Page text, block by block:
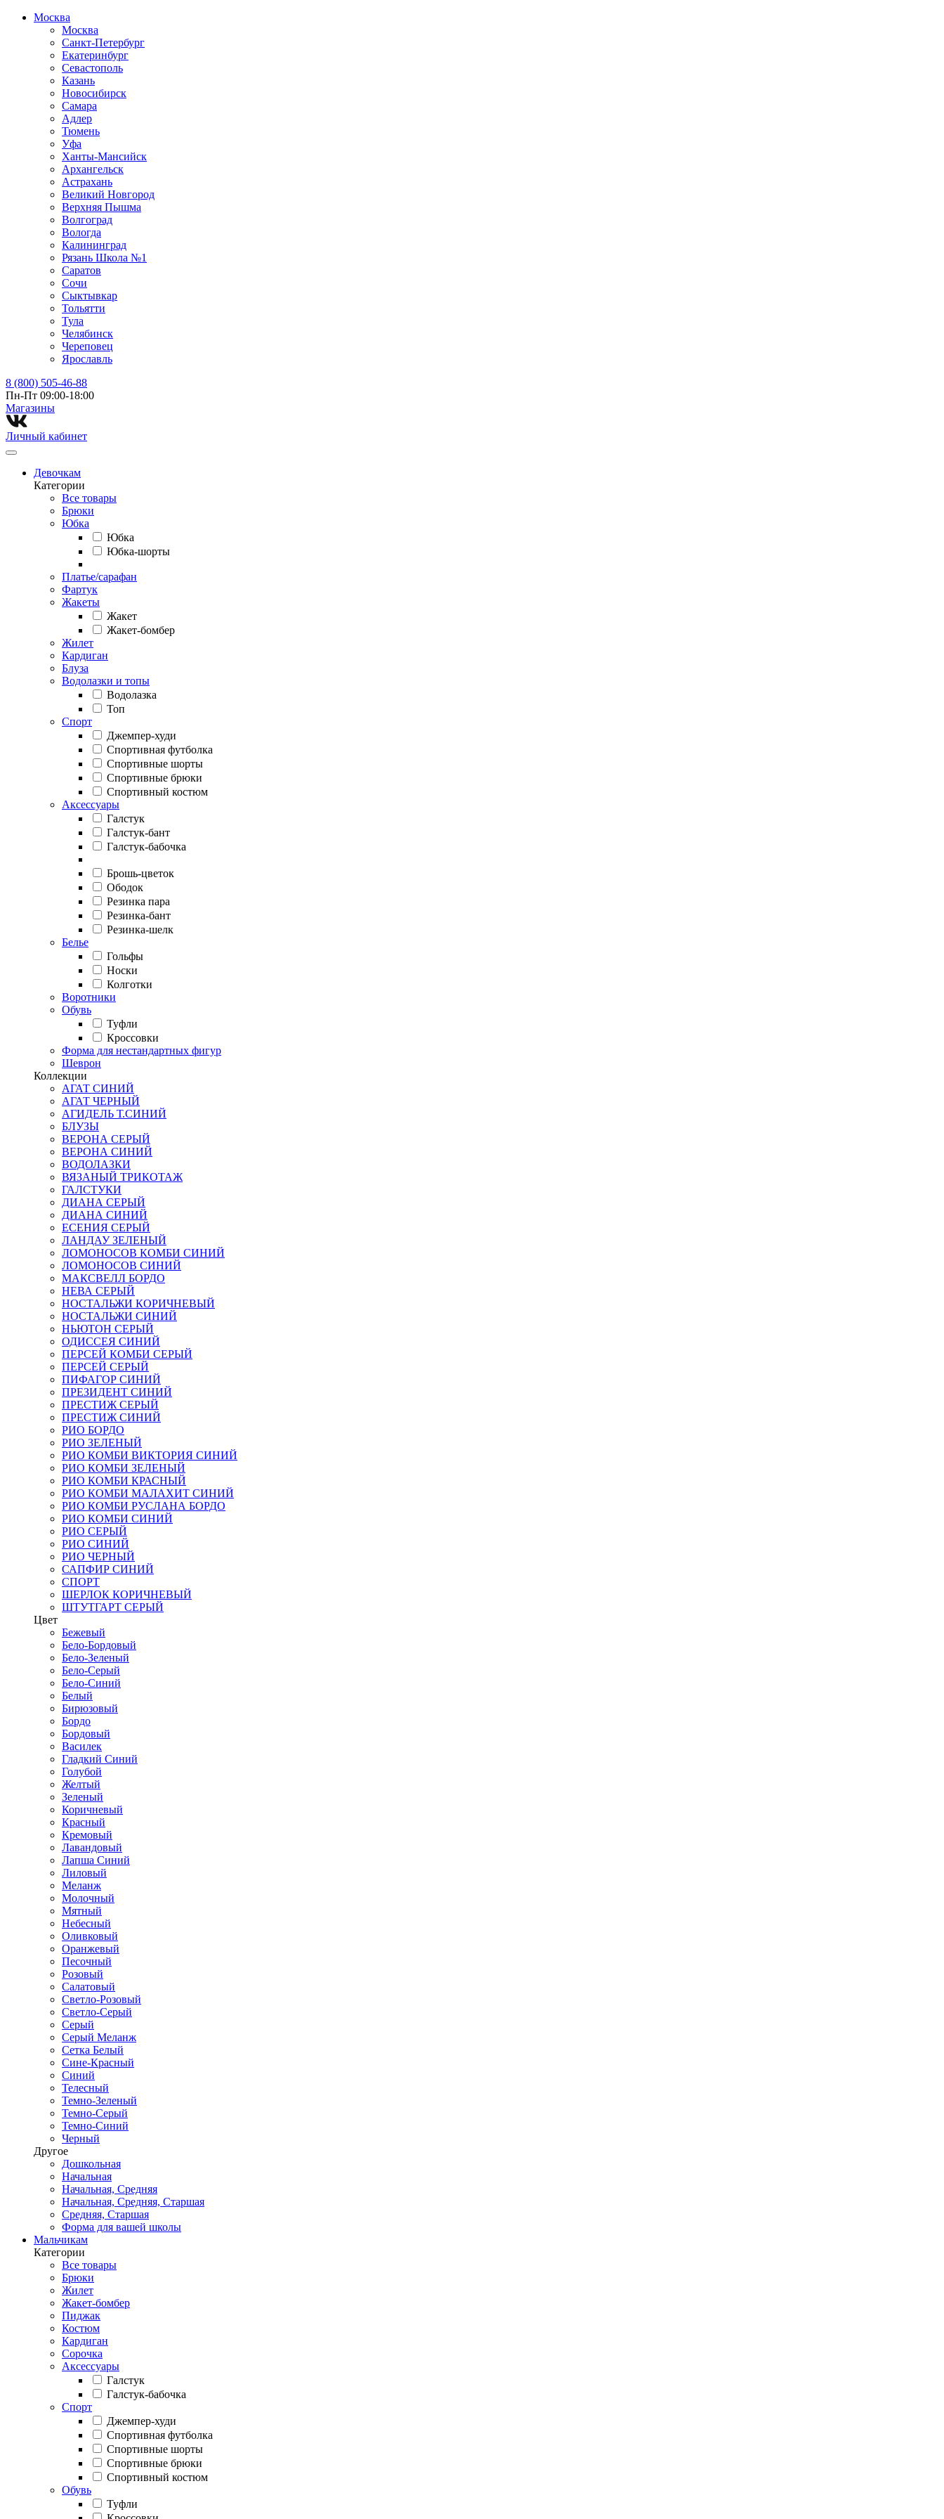
Москва
Москва
Санкт-Петербург
Екатеринбург
Севастополь
Казань
Новосибирск
Самара
Адлер
Тюмень
Уфа
Ханты-Мансийск
Архангельск
Астрахань
Великий Новгород
Верхняя Пышма
Волгоград
Вологда
Калининград
Рязань Школа №1
Саратов
Сочи
Сыктывкар
Тольятти
Тула
Челябинск
Череповец
Ярославль
8 (800) 505-46-88
Пн-Пт 09:00-18:00
Магазины⁠
Личный кабинет
Девочкам
Категории
Все товары
Брюки
Юбка
Юбка
Юбка-шорты
Платье/сарафан
Фартук
Жакеты
Жакет
Жакет-бомбер
Жилет
Кардиган
Блуза
Водолазки и топы
Водолазка
Топ
Спорт
Джемпер-худи
Спортивная футболка
Спортивные шорты
Спортивные брюки
Спортивный костюм
Аксессуары
Галстук
Галстук-бант
Галстук-бабочка
Брошь-цветок
Ободок
Резинка пара
Резинка-бант
Резинка-шелк
Белье
Гольфы
Носки
Колготки
Воротники
Обувь
Туфли
Кроссовки
Форма для нестандартных фигур
Шеврон
Коллекции
АГАТ СИНИЙ
АГАТ ЧЕРНЫЙ
АГИДЕЛЬ Т.СИНИЙ
БЛУЗЫ
ВЕРОНА СЕРЫЙ
ВЕРОНА СИНИЙ
ВОДОЛАЗКИ
ВЯЗАНЫЙ ТРИКОТАЖ
ГАЛСТУКИ
ДИАНА СЕРЫЙ
ДИАНА СИНИЙ
ЕСЕНИЯ СЕРЫЙ
ЛАНДАУ ЗЕЛЕНЫЙ
ЛОМОНОСОВ КОМБИ СИНИЙ
ЛОМОНОСОВ СИНИЙ
МАКСВЕЛЛ БОРДО
НЕВА СЕРЫЙ
НОСТАЛЬЖИ КОРИЧНЕВЫЙ
НОСТАЛЬЖИ СИНИЙ
НЬЮТОН СЕРЫЙ
ОДИССЕЯ СИНИЙ
ПЕРСЕЙ КОМБИ СЕРЫЙ
ПЕРСЕЙ СЕРЫЙ
ПИФАГОР СИНИЙ
ПРЕЗИДЕНТ СИНИЙ
ПРЕСТИЖ СЕРЫЙ
ПРЕСТИЖ СИНИЙ
РИО БОРДО
РИО ЗЕЛЕНЫЙ
РИО КОМБИ ВИКТОРИЯ СИНИЙ
РИО КОМБИ ЗЕЛЕНЫЙ
РИО КОМБИ КРАСНЫЙ
РИО КОМБИ МАЛАХИТ СИНИЙ
РИО КОМБИ РУСЛАНА БОРДО
РИО КОМБИ СИНИЙ
РИО СЕРЫЙ
РИО СИНИЙ
РИО ЧЕРНЫЙ
САПФИР СИНИЙ
СПОРТ
ШЕРЛОК КОРИЧНЕВЫЙ
ШТУТГАРТ СЕРЫЙ
Цвет
Бежевый
Бело-Бордовый
Бело-Зеленый
Бело-Серый
Бело-Синий
Белый
Бирюзовый
Бордо
Бордовый
Василек
Гладкий Синий
Голубой
Желтый
Зеленый
Коричневый
Красный
Кремовый
Лавандовый
Лапша Синий
Лиловый
Меланж
Молочный
Мятный
Небесный
Оливковый
Оранжевый
Песочный
Розовый
Салатовый
Светло-Розовый
Светло-Серый
Серый
Серый Меланж
Сетка Белый
Сине-Красный
Синий
Телесный
Темно-Зеленый
Темно-Серый
Темно-Синий
Черный
Другое
Дошкольная
Начальная
Начальная, Средняя
Начальная, Средняя, Старшая
Средняя, Старшая
Форма для вашей школы
Мальчикам
Категории
Все товары
Брюки
Жилет
Жакет-бомбер
Пиджак
Костюм
Кардиган
Сорочка
Аксессуары
Галстук
Галстук-бабочка
Спорт
Джемпер-худи
Спортивная футболка
Спортивные шорты
Спортивные брюки
Спортивный костюм
Обувь
Туфли